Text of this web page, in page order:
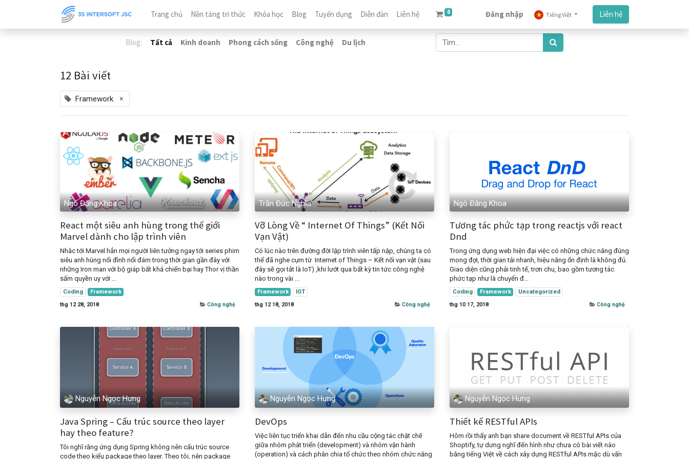
Trang chủ Nền tảng tri thức Khóa học Blog Tuyển dụng Diễn đàn Liên hệ 0 Đăng nhập Tiếng Việt Liên hệ
Blog: Tất cả Kinh doanh Phong cách sống Công nghệ Du lịch
12 Bài viết
Framework ×
Ngô Đăng Khoa
React một siêu anh hùng trong thế giới
Marvel dành cho lập trình viên
Nhắc tới Marvel hẳn mọi người liên tưởng ngay tới series phim
siêu anh hùng nổi đình nổi đám trong thời gian gần đây với
những Iron man với bộ giáp bất khả chiến bại hay Thor vị thần
sấm quyền uy với ...
Coding
Framework
thg 12 28, 2018
Công nghệ
Trần Đức Nghĩa
Vỡ Lòng Về “ Internet Of Things” (Kết Nối
Vạn Vật)
Có lúc nào trên đường đời lập trình viên tấp nập, chúng ta có
thể đã nghe cụm từ Internet of Things – Kết nối vạn vật (sau
đây sẽ gọi tắt là IoT) ,khi lướt qua bất kỳ tin tức công nghệ
nào trong vài ...
Framework
IOT
thg 12 18, 2018
Công nghệ
Ngô Đăng Khoa
Tương tác phức tạp trong reactjs với react
Dnd
Trong ứng dụng web hiện đại việc có những chức năng đúng
mong đợi, thời gian tải nhanh, hiệu năng ổn định là không đủ.
Giao diện cũng phải tinh tế, trơn chu, bao gồm tương tác
phức tạp như là chuyển đ...
Coding Framework
Uncategorized
thg 10 17, 2018
Công nghệ
Nguyễn Ngọc Hưng
Java Spring – Cấu trúc source theo layer
hay theo feature?
Tôi nghĩ rằng ứng dụng Spring không nên cấu trúc source
code theo kiểu package theo layer. Theo tôi, nên package
Nguyễn Ngọc Hưng
DevOps
Việc liên tục triển khai dẫn đến nhu cầu cộng tác chặt chẽ
giữa nhóm phát triển (development) và nhóm vận hành
(operation) và cách phân chia tổ chức theo nhóm chức năng
Nguyễn Ngọc Hưng
Thiết kế RESTful APIs
Hôm rồi thấy anh bạn share document về RESTful APIs của
Shoptify, tự dưng nghĩ đến hình như chưa có bài viết nào
bằng tiếng Việt về cách xây dựng RESTful APIs mặc dù vấn